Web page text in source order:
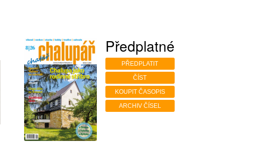
Předplatné
PŘEDPLATIT
ČÍST
KOUPIT ČASOPIS
ARCHIV ČÍSEL